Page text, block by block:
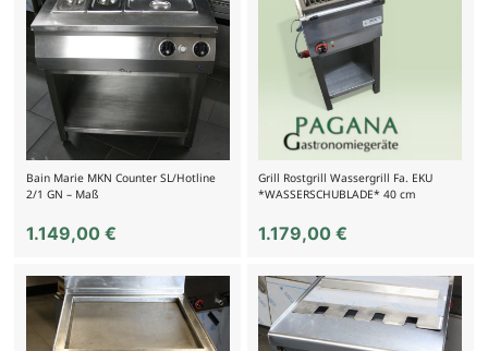
Bain Marie MKN Counter SL/Hotline
2/1 GN – Maß
1.149,00 €
Grill Rostgrill Wassergrill Fa. EKU
*WASSERSCHUBLADE* 40 cm
1.179,00€